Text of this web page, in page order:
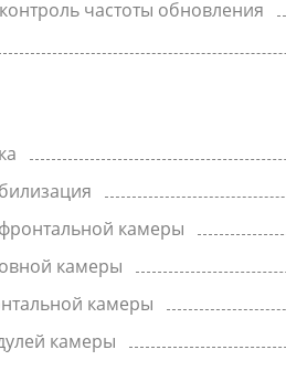
частоты обновления
камеры
камеры
камеры
камеры